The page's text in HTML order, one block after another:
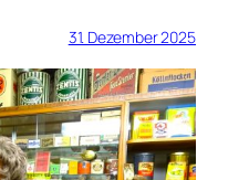
31. Dezember 2025